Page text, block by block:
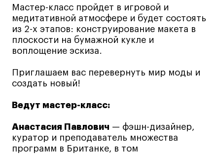
Все программы
О школе
События
Блог
Преподаватели
Ресурсы
Мастер-класс пройдет в игровой и
медитативной атмосфере и будет состоять
из 2-х этапов: конструирование макета в
плоскости на бумажной кукле и
воплощение эскиза.
Приглашаем вас перевернуть мир моды и
создать новый!
Ведут мастер-класс:
Анастасия Павлович — фэшн-дизайнер,
куратор и преподаватель множества
программ в Британке, в том